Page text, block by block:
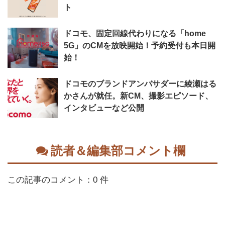
ト
ドコモ、固定回線代わりになる「home
5G」のCMを放映開始！予約受付も本日開
始！
ドコモのブランドアンバサダーに綾瀬はる
かさんが就任。新CM、撮影エピソード、
インタビューなど公開
読者＆編集部コメント欄
この記事のコメント：0 件